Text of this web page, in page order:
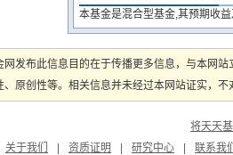
本基金是混合型基金,其预期收
网发布此信息目的在于传播更多信息，与本网
原创性等。相关信息并未经过本网站证实，
将天天
关于我们
资质证明 研究中心 联系我们